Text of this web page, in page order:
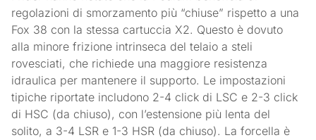
regolazioni di smorzamento più “chiuse” rispetto a una
Fox 38 con la stessa cartuccia X2. Questo è dovuto
alla minore frizione intrinseca del telaio a steli
rovesciati, che richiede una maggiore resistenza
idraulica per mantenere il supporto. Le impostazioni
tipiche riportate includono 2-4 click di LSC e 2-3 click
di HSC (da chiuso), con l’estensione più lenta del
solito, a 3-4 LSR e 1-3 HSR (da chiuso). La forcella è